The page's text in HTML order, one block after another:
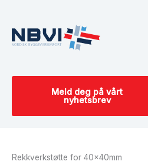
innholdet
Meld deg på vårt
nyhetsbrev
Rekkverkstøtte for 40x40mm